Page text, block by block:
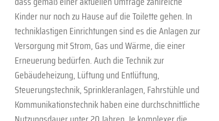
Kinder nur noch zu Hause auf die Toilette gehen. In
techniklastigen Einrichtungen sind es die Anlagen zur
Versorgung mit Strom, Gas und Wärme, die einer
Erneuerung bedürfen. Auch die Technik zur
Gebäudeheizung, Lüftung und Entlüftung,
Steuerungstechnik, Sprinkleranlagen, Fahrstühle und
Kommunikationstechnik haben eine durchschnittliche